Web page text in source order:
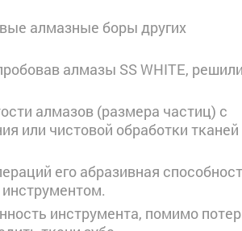
алмазные боры других
алмазы SS WHITE,
алмазов (размера частиц) с
или чистовой обработки тканей
его абразивная
инструмента, помимо